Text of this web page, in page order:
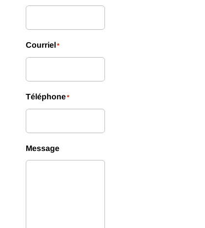
Courriel*
Téléphone*
Message